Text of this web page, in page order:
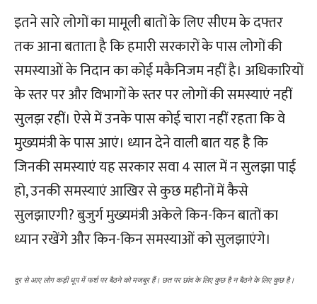
इतने सारे लोगों का मामूली बातों के लिए सीएम के दफ्तर
तक आना बताता है कि हमारी सरकारों के पास लोगों की
समस्याओं के निदान का कोई मकैनिजम नहीं है। अधिकारियों
के स्तर पर और विभागों के स्तर पर लोगों की समस्याएं नहीं
सुलझ रहीं। ऐसे में उनके पास कोई चारा नहीं रहता कि वे
मुख्यमंत्री के पास आएं। ध्यान देने वाली बात यह है कि
जिनकी समस्याएं यह सरकार सवा 4 साल में न सुलझा पाई
हो, उनकी समस्याएं आखिर से कुछ महीनों में कैसे
सुलझाएगी? बुजुर्ग मुख्यमंत्री अकेले किन-किन बातों का
ध्यान रखेंगे और किन-किन समस्याओं को सुलझाएंगे।
दूर से आए लोग कड़ी धूप में फर्श पर बैठने को मजबूर हैं। छत पर छांव के लिए कुछ है न बैठने के लिए कुछ है।